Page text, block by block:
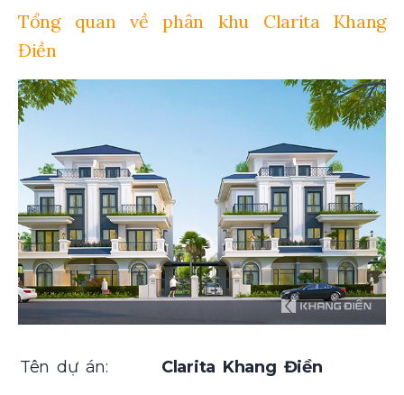
Tổng quan về phân khu Clarita Khang
Điền
Tên dự án: Clarita Khang Điền